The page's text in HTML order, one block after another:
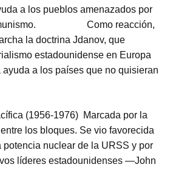
a los pueblos amenazados por
comunismo. Como reacción,
la doctrina Jdanov, que
estadounidense en Europa
a los países que no quisieran
(1956-1976) Marcada por la
los bloques. Se vio favorecida
potencia nuclear de la URSS y por
líderes estadounidenses —John